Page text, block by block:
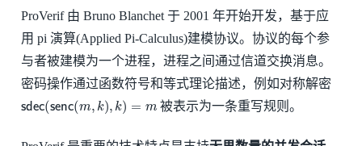
ProVerif 由 Bruno Blanchet 于 2001 年开始开发，基于应
用 pi 演算(Applied Pi-Calculus)建模协议。协议的每个参
与者被建模为一个进程，进程之间通过信道交换消息。
密码操作通过函数符号和等式理论描述，例如对称解密
sdec ( senc( k ) k)= 被表示为一条重写规则。